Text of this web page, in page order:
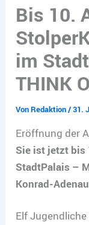
Bis 10.
im
THINK
VonRedaktion/31.
Eröffnung der
Sie ist jetzt bis
StadtPalais –
Konrad-
Elf